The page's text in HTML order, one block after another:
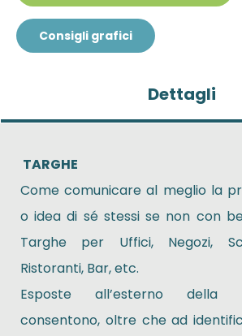
Consigli grafici
Dettagli
TARGHE
Come comunicare al meglio la
o idea di sé stessi se non con
Targhe per Uffici, Negozi,
Ristoranti, Bar, etc.
Esposte all’esterno della
consentono, oltre che ad